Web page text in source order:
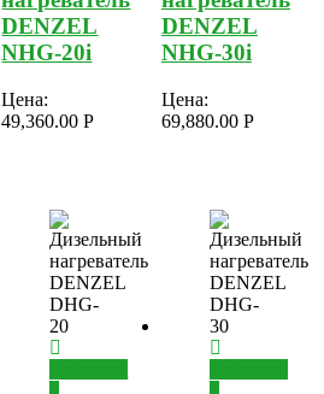
DENZEL
NHG-20i
Цена:
49,360.00Р
DENZEL
NHG-30i
Цена:
69,880.00 Р